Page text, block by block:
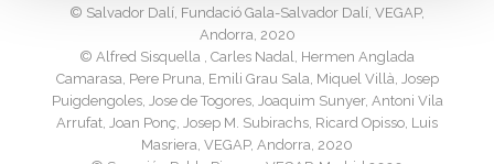
©️ Salvador Dalí, Fundació Gala-Salvador Dalí, VEGAP,
Andorra, 2020
©️ Alfred Sisquella , Carles Nadal, Hermen Anglada
Camarasa, Pere Pruna, Emili Grau Sala, Miquel Villà, Josep
Puigdengoles, Jose de Togores, Joaquim Sunyer, Antoni Vila
Arrufat, Joan Ponç, Josep M. Subirachs, Ricard Opisso, Luis
Masriera, VEGAP, Andorra, 2020